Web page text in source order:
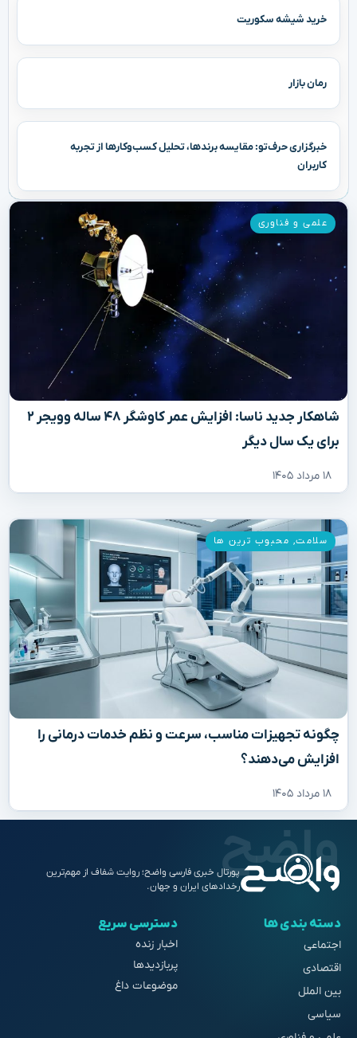
خرید شیشه سکوریت
رمان بازار
خبرگزاری حرف‌تو: مقایسه برندها، تحلیل کسب‌وکارها از تجربه
کاربران
شاهکار جدید ناسا: افزایش عمر کاوشگر ۴۸ ساله وویجر ۲
برای یک سال دیگر
۱۸ مرداد ۱۴۰۵
علمی و فناوری
چگونه تجهیزات مناسب، سرعت و نظم خدمات درمانی را
افزایش می‌دهند؟
۱۸ مرداد ۱۴۰۵
سلامت, محبوب ترین ها
پورتال خبری فارسی واضح؛ روایت شفاف از مهم‌ترین
رخدادهای ایران و جهان.
دسته بندی ها
اجتماعی
اقتصادی
بین الملل
سیاسی
دسترسی سریع
اخبار زنده
پربازدیدها
موضوعات داغ